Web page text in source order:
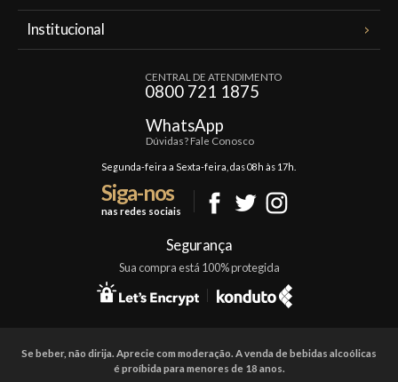
Institucional
Política de Privacidade
Formas de Pagamento
CENTRAL DE ATENDIMENTO
0800 721 1875
WhatsApp
Dúvidas? Fale Conosco
Segunda-feira a Sexta-feira, das 08h às 17h.
Siga-nos
nas redes sociais
Segurança
Sua compra está 100% protegida
Se beber, não dirija. Aprecie com moderação. A venda de bebidas alcoólicas
é proíbida para menores de 18 anos.